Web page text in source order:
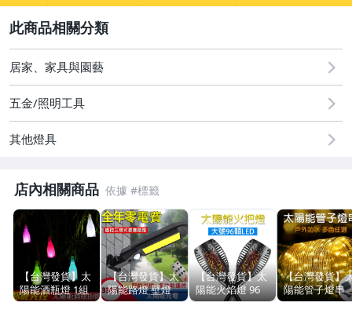
汽機車精品百貨
居家、家具與園藝
居家、家具與園藝
五金/照明工具
其他燈具
店內相關商品
【台灣發貨】太
陽能酒瓶燈 1組
5支 銅線燈串
【台灣發貨】太
陽能路燈 壁燈
COB燈 LED燈 太
【台灣發貨】太
陽能火焰燈 96
燈珠 LED燈 庭園
【台灣發貨】
陽能管子燈串
LED銅線燈串